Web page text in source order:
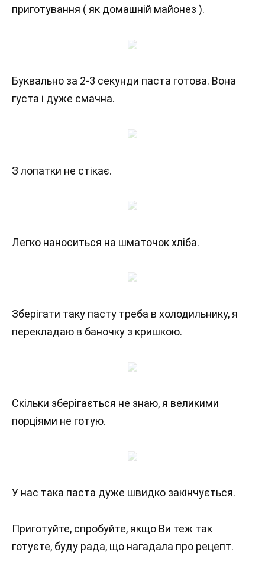
приготування ( як домашній майонез ).
Буквально за 2-3 секунди паста готова. Вона
густа і дуже смачна.
З лопатки не стікає.
Легко наноситься на шматочок хліба.
Зберігати таку пасту треба в холодильнику, я
перекладаю в баночку з кришкою.
Скільки зберігається не знаю, я великими
порціями не готую.
У нас така паста дуже швидко закінчується.
Приготуйте, спробуйте, якщо Ви теж так
готуєте, буду рада, що нагадала про рецепт.